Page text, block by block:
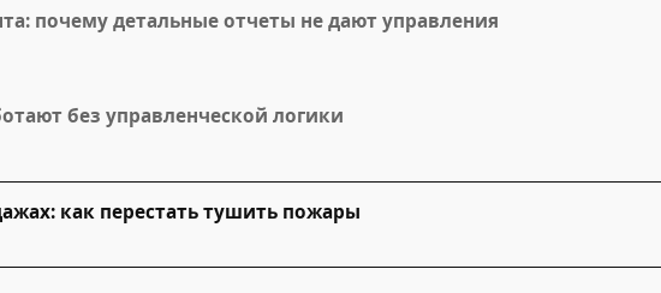
почему детальные отчеты не дают управления
без управленческой логики
как перестать тушить пожары